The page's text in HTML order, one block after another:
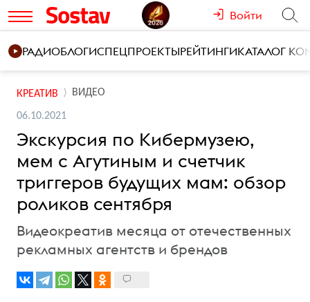
Войти
РАДИОБЛОГИСПЕЦПРОЕКТЫРЕЙТИНГИКАТАЛОГ
КРЕАТИВ ВИДЕО
06.10.2021
Экскурсия по Кибермузею,
мем с Агутиным и счетчик
триггеров будущих мам: обзор
роликов сентября
Видеокреатив месяца от отечественных
рекламных агентств и брендов